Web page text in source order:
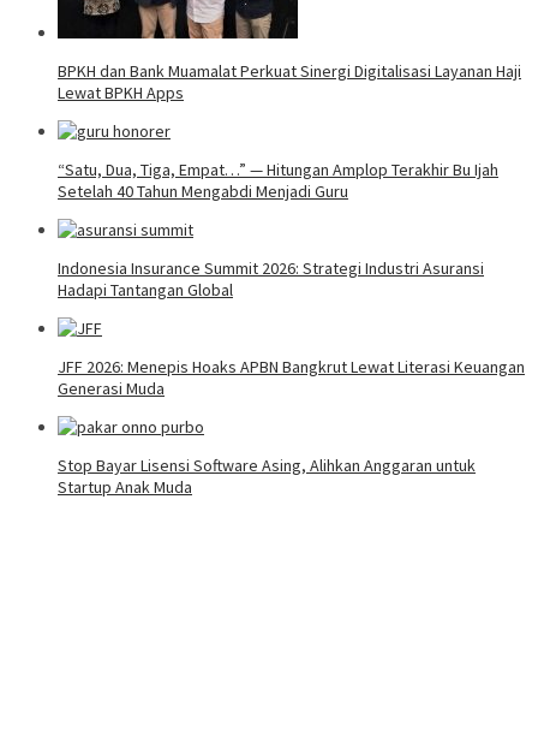
BPKH dan Bank Muamalat Perkuat Sinergi Digitalisasi Layanan Haji
Lewat BPKH Apps
“Satu, Dua, Tiga, Empat…” — Hitungan Amplop Terakhir Bu Ijah
Setelah 40 Tahun Mengabdi Menjadi Guru
Indonesia Insurance Summit 2026: Strategi Industri Asuransi
Hadapi Tantangan Global
JFF 2026: Menepis Hoaks APBN Bangkrut Lewat Literasi Keuangan
Generasi Muda
Stop Bayar Lisensi Software Asing, Alihkan Anggaran untuk
Startup Anak Muda